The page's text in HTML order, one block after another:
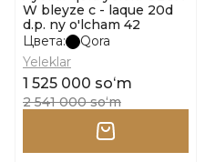
W bleyze c - laque 20d
d.p. ny o'lcham 42
Цвета:
Qora
Yeleklar
1 525 000 soʻm
2 541 000 soʻm